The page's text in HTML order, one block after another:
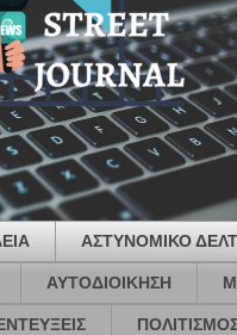
ΑΣΤΥΝΟΜΙΚΟ
ΑΥΤΟΔΙΟΙΚΗΣΗ